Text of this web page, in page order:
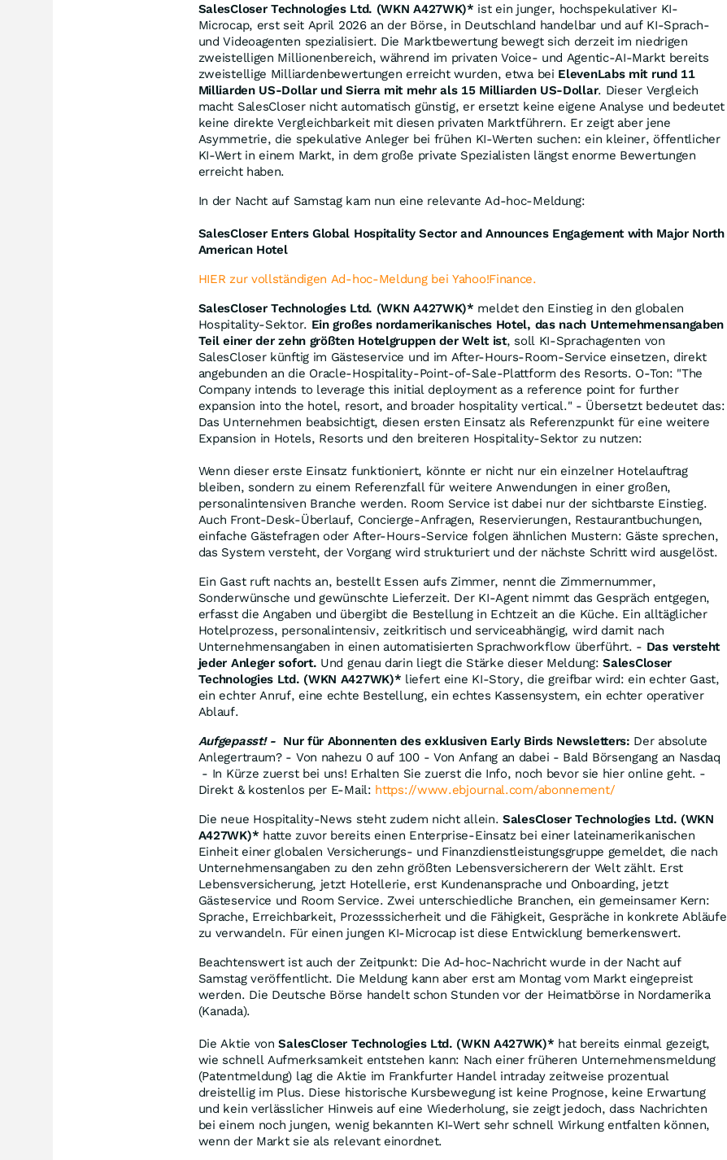
SalesCloser Technologies Ltd. (WKN A427WK)* ist ein junger, hochspekulativer KI-
Microcap, erst seit April 2026 an der Börse, in Deutschland handelbar und auf KI-Sprach-
und Videoagenten spezialisiert. Die Marktbewertung bewegt sich derzeit im niedrigen
zweistelligen Millionenbereich, während im privaten Voice- und Agentic-AI-Markt bereits
zweistellige Milliardenbewertungen erreicht wurden, etwa bei ElevenLabs mit rund 11
Milliarden US-Dollar und Sierra mit mehr als 15 Milliarden US-Dollar. Dieser Vergleich
macht SalesCloser nicht automatisch günstig, er ersetzt keine eigene Analyse und bedeutet
keine direkte Vergleichbarkeit mit diesen privaten Marktführern. Er zeigt aber jene
Asymmetrie, die spekulative Anleger bei frühen KI-Werten suchen: ein kleiner, öffentlicher
KI-Wert in einem Markt, in dem große private Spezialisten längst enorme Bewertungen
erreicht haben.
In der Nacht auf Samstag kam nun eine relevante Ad-hoc-Meldung:
SalesCloser Enters Global Hospitality Sector and Announces Engagement with Major North
American Hotel
HIER zur vollständigen Ad-hoc-Meldung bei Yahoo!Finance.
SalesCloser Technologies Ltd. (WKN A427WK)* meldet den Einstieg in den globalen
Hospitality-Sektor. Ein großes nordamerikanisches Hotel, das nach Unternehmensangaben
Teil einer der zehn größten Hotelgruppen der Welt ist, soll KI-Sprachagenten von
SalesCloser künftig im Gästeservice und im After-Hours-Room-Service einsetzen, direkt
angebunden an die Oracle-Hospitality-Point-of-Sale-Plattform des Resorts. O-Ton: "The
Company intends to leverage this initial deployment as a reference point for further
expansion into the hotel, resort, and broader hospitality vertical." - Übersetzt bedeutet das:
Das Unternehmen beabsichtigt, diesen ersten Einsatz als Referenzpunkt für eine weitere
Expansion in Hotels, Resorts und den breiteren Hospitality-Sektor zu nutzen:
Wenn dieser erste Einsatz funktioniert, könnte er nicht nur ein einzelner Hotelauftrag
bleiben, sondern zu einem Referenzfall für weitere Anwendungen in einer großen,
personalintensiven Branche werden. Room Service ist dabei nur der sichtbarste Einstieg.
Auch Front-Desk-Überlauf, Concierge-Anfragen, Reservierungen, Restaurantbuchungen,
einfache Gästefragen oder After-Hours-Service folgen ähnlichen Mustern: Gäste sprechen,
das System versteht, der Vorgang wird strukturiert und der nächste Schritt wird ausgelöst.
Ein Gast ruft nachts an, bestellt Essen aufs Zimmer, nennt die Zimmernummer,
Sonderwünsche und gewünschte Lieferzeit. Der KI-Agent nimmt das Gespräch entgegen,
erfasst die Angaben und übergibt die Bestellung in Echtzeit an die Küche. Ein alltäglicher
Hotelprozess, personalintensiv, zeitkritisch und serviceabhängig, wird damit nach
Unternehmensangaben in einen automatisierten Sprachworkflow überführt. - Das versteht
jeder Anleger sofort. Und genau darin liegt die Stärke dieser Meldung:SalesCloser
Technologies Ltd. (WKN A427WK)* liefert eine KI-Story, die greifbar wird: ein echter Gast,
ein echter Anruf, eine echte Bestellung, ein echtes Kassensystem, ein echter operativer
Ablauf.
Aufgepasst! - Nur für Abonnenten des exklusiven Early Birds Newsletters: Der absolute
Anlegertraum? - Von nahezu 0 auf 100 - Von Anfang an dabei - Bald Börsengang an Nasdaq
- In Kürze zuerst bei uns! Erhalten Sie zuerst die Info, noch bevor sie hier online geht. -
Direkt & kostenlos per E-Mail: https://www.ebjournal.com/abonnement/
Die neue Hospitality-News steht zudem nicht allein.SalesCloser Technologies Ltd. (WKN
A427WK)* hatte zuvor bereits einen Enterprise-Einsatz bei einer lateinamerikanischen
Einheit einer globalen Versicherungs- und Finanzdienstleistungsgruppe gemeldet, die nach
Unternehmensangaben zu den zehn größten Lebensversicherern der Welt zählt. Erst
Lebensversicherung, jetzt Hotellerie, erst Kundenansprache und Onboarding, jetzt
Gästeservice und Room Service. Zwei unterschiedliche Branchen, ein gemeinsamer Kern:
Sprache, Erreichbarkeit, Prozesssicherheit und die Fähigkeit, Gespräche in konkrete Abläufe
zu verwandeln. Für einen jungen KI-Microcap ist diese Entwicklung bemerkenswert.
Beachtenswert ist auch der Zeitpunkt: Die Ad-hoc-Nachricht wurde in der Nacht auf
Samstag veröffentlicht. Die Meldung kann aber erst am Montag vom Markt eingepreist
werden. Die Deutsche Börse handelt schon Stunden vor der Heimatbörse in Nordamerika
(Kanada).
Die Aktie vonSalesCloser Technologies Ltd. (WKN A427WK)* hat bereits einmal gezeigt,
wie schnell Aufmerksamkeit entstehen kann: Nach einer früheren Unternehmensmeldung
(Patentmeldung) lag die Aktie im Frankfurter Handel intraday zeitweise prozentual
dreistellig im Plus. Diese historische Kursbewegung ist keine Prognose, keine Erwartung
und kein verlässlicher Hinweis auf eine Wiederholung, sie zeigt jedoch, dass Nachrichten
bei einem noch jungen, wenig bekannten KI-Wert sehr schnell Wirkung entfalten können,
wenn der Markt sie als relevant einordnet.